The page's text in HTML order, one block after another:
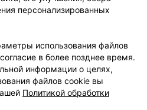
Доставка
Вакансии
Партнеры
103.by
в поддержку
настройки Cookie
персонализированных
использования файлов
в более позднее время.
информации о целях,
файлов cookie вы
Политикой обработки